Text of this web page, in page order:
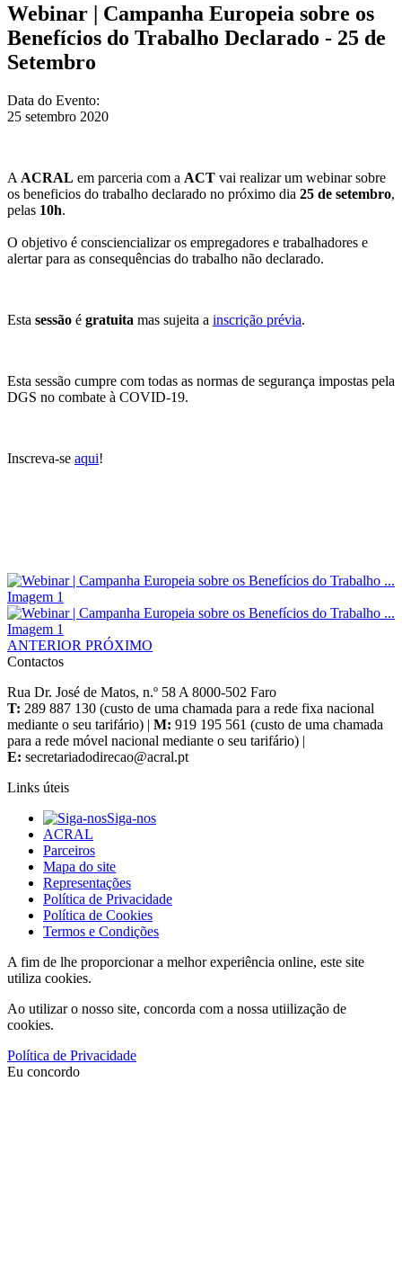
Webinar | Campanha Europeia sobre os
Benefícios do Trabalho Declarado - 25 de
Setembro
Data do Evento:
25 setembro 2020
A ACRAL em parceria com a ACT vai realizar um webinar sobre
os beneficios do trabalho declarado no próximo dia 25 de setembro,
pelas 10h.
O objetivo é consciencializar os empregadores e trabalhadores e
alertar para as consequências do trabalho não declarado.
Esta sessão é gratuita mas sujeita a inscrição prévia.
Esta sessão cumpre com todas as normas de segurança impostas pela
DGS no combate à COVID-19.
Inscreva-se aqui!
ANTERIOR PRÓXIMO
Contactos
Rua Dr. José de Matos, n.º 58 A 8000-502 Faro
T: 289 887 130 (custo de uma chamada para a rede fixa nacional
mediante o seu tarifário) | M: 919 195 561 (custo de uma chamada
para a rede móvel nacional mediante o seu tarifário) |
E:
Links úteis
Siga-nos
ACRAL
Parceiros
Mapa do site
Representações
Política de Privacidade
Política de Cookies
Termos e Condições
A fim de lhe proporcionar a melhor experiência online, este site
utiliza cookies.
Ao utilizar o nosso site, concorda com a nossa utiilização de
cookies.
Política de Privacidade
Eu concordo